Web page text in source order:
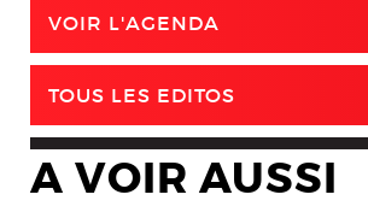
VOIR L'AGENDA
TOUS LES EDITOS
A VOIR AUSSI